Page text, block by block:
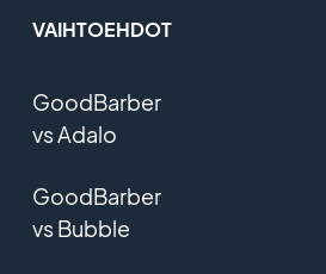
VAIHTOEHDOT
GoodBarber
vs Adalo
GoodBarber
vs Bubble